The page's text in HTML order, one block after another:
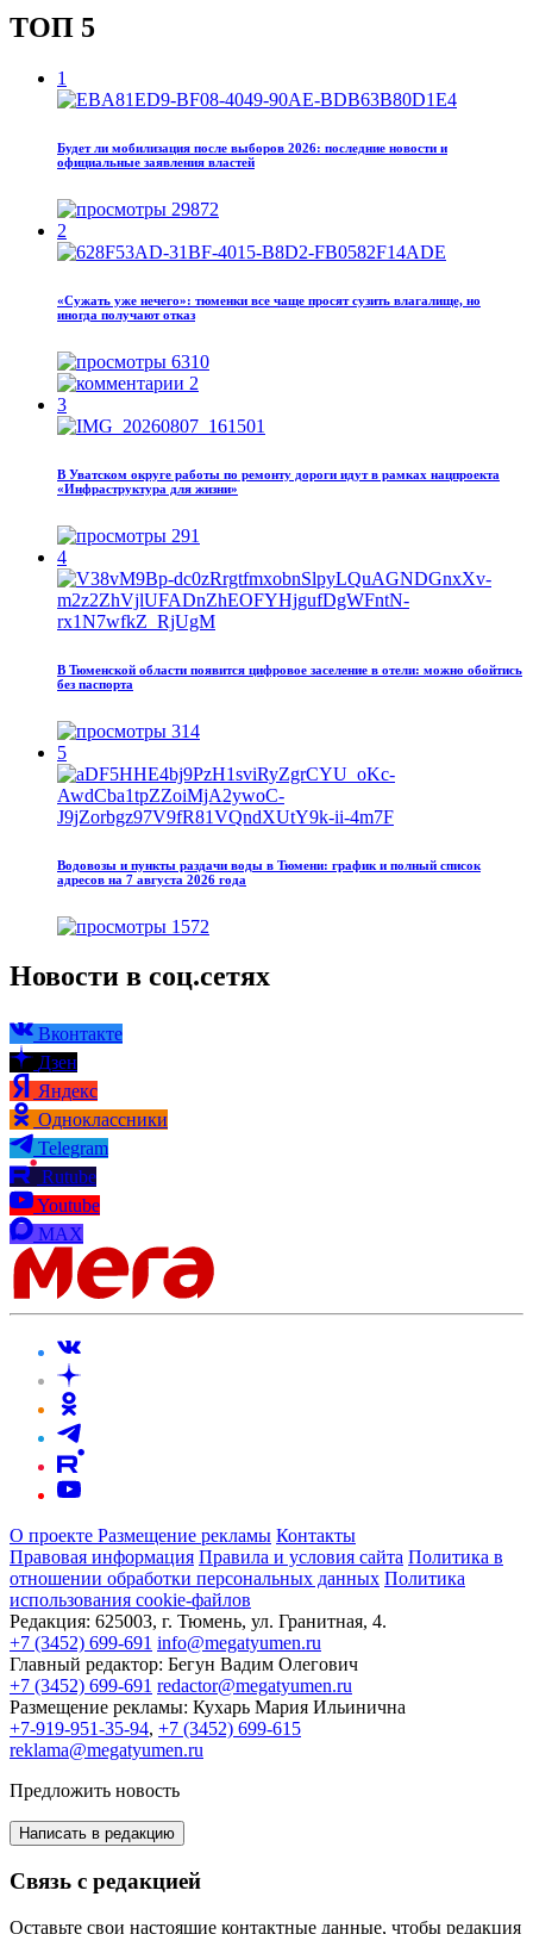
ТОП 5
1
Будет ли мобилизация после выборов 2026: последние новости и
официальные заявления властей
29872
2
«Сужать уже нечего»: тюменки все чаще просят сузить влагалище, но
иногда получают отказ
6310
2
3
В Уватском округе работы по ремонту дороги идут в рамках нацпроекта
«Инфраструктура для жизни»
291
4
В Тюменской области появится цифровое заселение в отели: можно обойтись
без паспорта
314
5
Водовозы и пункты раздачи воды в Тюмени: график и полный список
адресов на 7 августа 2026 года
1572
Новости в соц.сетях
Вконтакте
Дзен
Яндекс
Одноклассники
Telegram
Rutube
Youtube
MAX
О проекте Размещение рекламы Контакты
Правовая информация Правила и условия сайта Политика в
отношении обработки персональных данных Политика
использования cookie-файлов
Редакция: 625003, г. Тюмень, ул. Гранитная, 4.
+7 (3452) 699-691 info@megatyumen.ru
Главный редактор: Бегун Вадим Олегович
+7 (3452) 699-691 redactor@megatyumen.ru
Размещение рекламы: Кухарь Мария Ильинична
+7-919-951-35-94, +7 (3452) 699-615
reklama@megatyumen.ru
Предложить новость
Написать в редакцию
Связь с редакцией
Оставьте свои настоящие контактные данные, чтобы редакция